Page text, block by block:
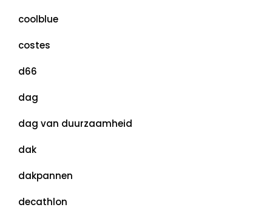
coolblue
costes
d66
dag
dag van duurzaamheid
dak
dakpannen
decathlon